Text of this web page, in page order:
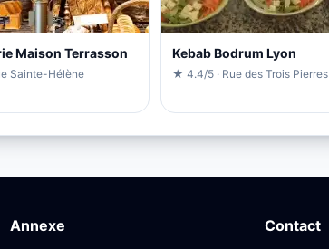
Maison Terrasson
Sainte-Hélène
Kebab Bodrum Lyon
★ 4.4/5 · Rue des Trois Pierres
Annexe Contact